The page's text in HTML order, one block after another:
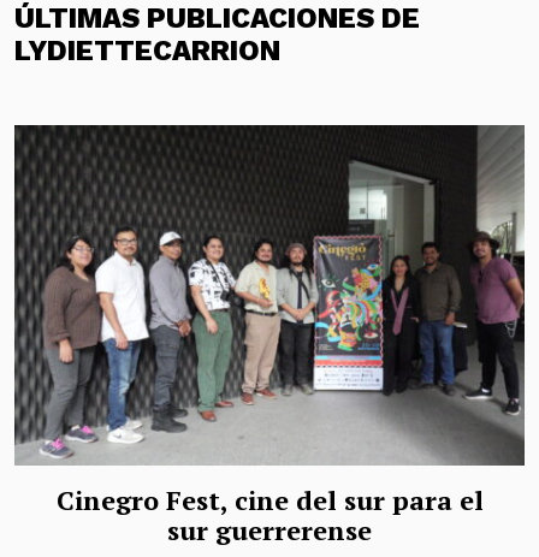
ÚLTIMAS PUBLICACIONES DE
LYDIETTECARRION
Cinegro Fest, cine del sur para el
sur guerrerense